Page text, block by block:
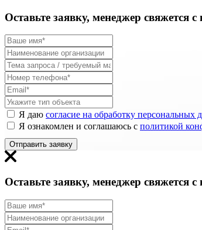
Оставьте заявку, менеджер свяжется
Я даю согласие на обработку персональных
Я ознакомлен и соглашаюсь с политикой
Отправить заявку
Оставьте заявку, менеджер свяжется